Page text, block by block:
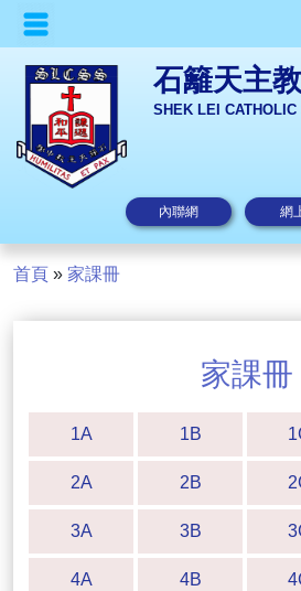
石籬天主
SHEK LEI
內聯網 網
首頁 » 家課冊
家課冊
1A 1B
2A 2B
3A 3B
4A 4B